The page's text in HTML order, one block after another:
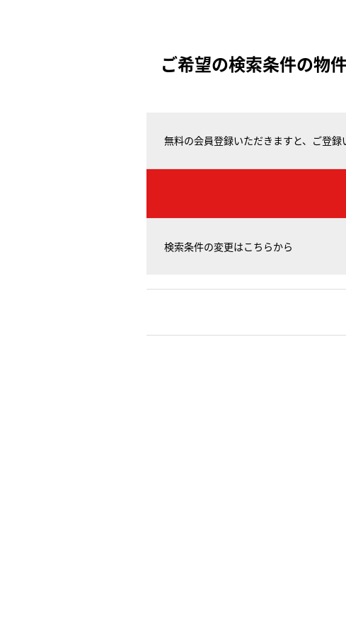
ご希望の検索条件の物
無料の会員登録いただきますと、ご登
検索条件の変更はこちらから